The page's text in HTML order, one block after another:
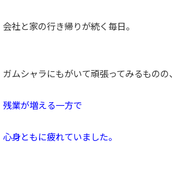
会社と家の行き帰りが続く毎日。
ガムシャラにもがいて頑張ってみるものの、
残業が増える一方で
心身ともに疲れていました。